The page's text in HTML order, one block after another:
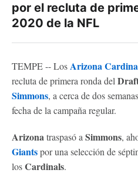
por el recluta de
2020 de la NFL
TEMPE -- LosArizona
recluta de primera ronda del
Simmons, a cerca de dos
fecha de la campaña regular.
Arizonatraspasó a Simmons,
Giantspor una selección de
losCardinals.